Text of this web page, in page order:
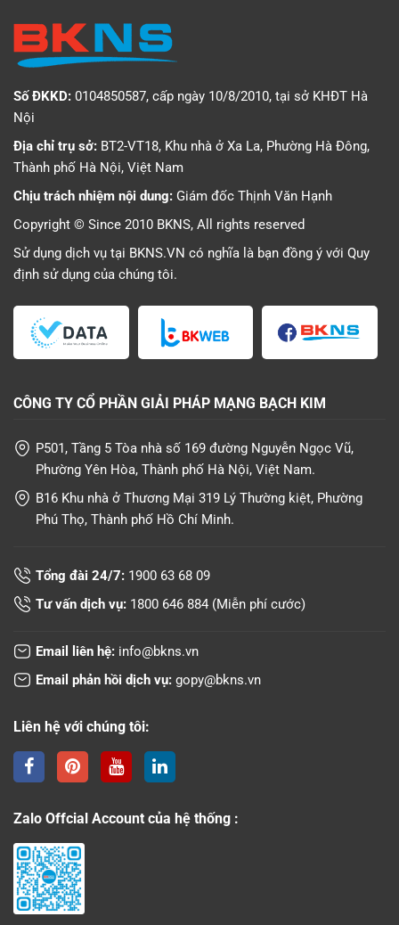
Số ĐKKD: 0104850587, cấp ngày 10/8/2010, tại sở KHĐT Hà
Nội
Địa chỉ trụ sở: BT2-VT18, Khu nhà ở Xa La, Phường Hà Đông,
Thành phố Hà Nội, Việt Nam
Chịu trách nhiệm nội dung: Giám đốc Thịnh Văn Hạnh
Copyright © Since 2010 BKNS, All rights reserved
Sử dụng dịch vụ tại BKNS.VN có nghĩa là bạn đồng ý với Quy
định sử dụng của chúng tôi.
CÔNG TY CỔ PHẦN GIẢI PHÁP MẠNG BẠCH KIM
P501, Tầng 5 Tòa nhà số 169 đường Nguyễn Ngọc Vũ,
Phường Yên Hòa, Thành phố Hà Nội, Việt Nam.
B16 Khu nhà ở Thương Mại 319 Lý Thường kiệt, Phường
Phú Thọ, Thành phố Hồ Chí Minh.
Tổng đài 24/7: 1900 63 68 09
Tư vấn dịch vụ: 1800 646 884 (Miễn phí cước)
Email liên hệ: info@bkns.vn
Email phản hồi dịch vụ: gopy@bkns.vn
Liên hệ với chúng tôi:
Zalo Offcial Account của hệ thống :